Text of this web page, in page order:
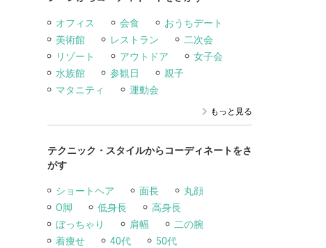
オフィス 会食
おうちデート
美術館
レストラン
二次会
リゾート
アウトドア
女子会
水族館
参観日
親子
マタニティ
運動会
もっと見る
テクニック・スタイルからコーディネートをさ
がす
ショートヘア 面長
丸顔
O脚
低身長
高身長
ぼっちゃり
肩幅
二の腕
着痩せ
40代 50代